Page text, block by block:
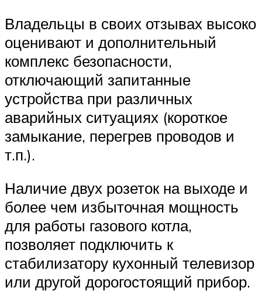
Владельцы в своих отзывах высоко
оценивают и дополнительный
комплекс безопасности,
отключающий запитанные
устройства при различных
аварийных ситуациях (короткое
замыкание, перегрев проводов и
т.п.).
Наличие двух розеток на выходе и
более чем избыточная мощность
для работы газового котла,
позволяет подключить к
стабилизатору кухонный телевизор
или другой дорогостоящий прибор.